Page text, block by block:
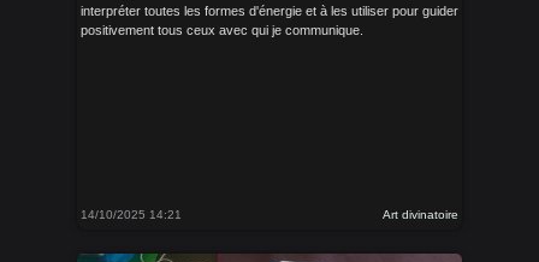
interpréter toutes les formes d'énergie et à les utiliser pour guider
positivement tous ceux avec qui je communique.
14/10/2025 14:21 Art divinatoire